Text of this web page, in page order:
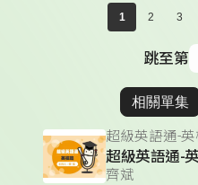
1 2 3
跳至第
相關單集
超級英語通-英
齊斌